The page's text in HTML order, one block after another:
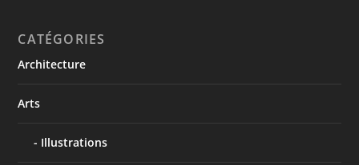
CATÉGORIES
Architecture
Arts
Illustrations